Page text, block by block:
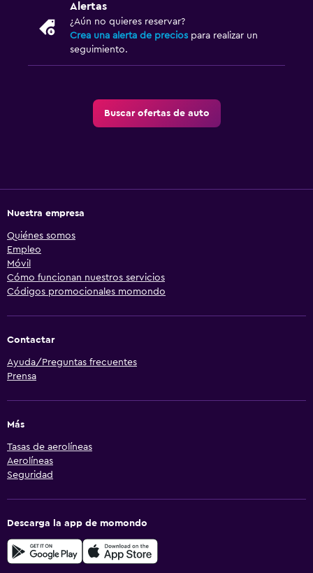
Alertas
¿Aún no quieres reservar?
Crea una alerta de precios para realizar un
seguimiento.
Buscar ofertas de auto
Nuestra empresa
Quiénes somos
Empleo
Móvil
Cómo funcionan nuestros servicios
Códigos promocionales momondo
Contactar
Ayuda/Preguntas frecuentes
Prensa
Más
Tasas de aerolíneas
Aerolíneas
Seguridad
Descarga la app de momondo